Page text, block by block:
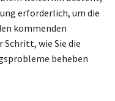
erforderlich, um die
kommenden
wie Sie die
beheben